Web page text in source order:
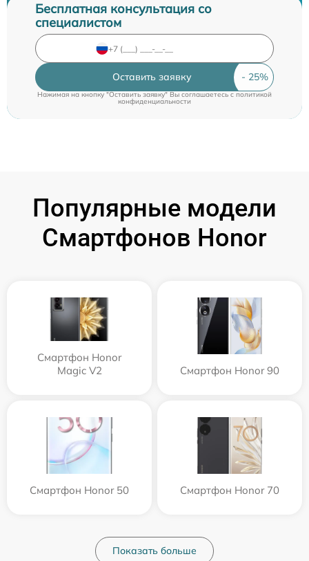
Бесплатная консультация со
специалистом
Оставить заявку
Нажимая на кнопку "Оставить заявку" Вы соглашаетесь cполитикой
конфиденциальности
Популярные модели
Смартфонов Honor
Смартфон Honor
Magic V2
Смартфон Honor 90
Смартфон Honor 50 Смартфон Honor 70
Показать больше